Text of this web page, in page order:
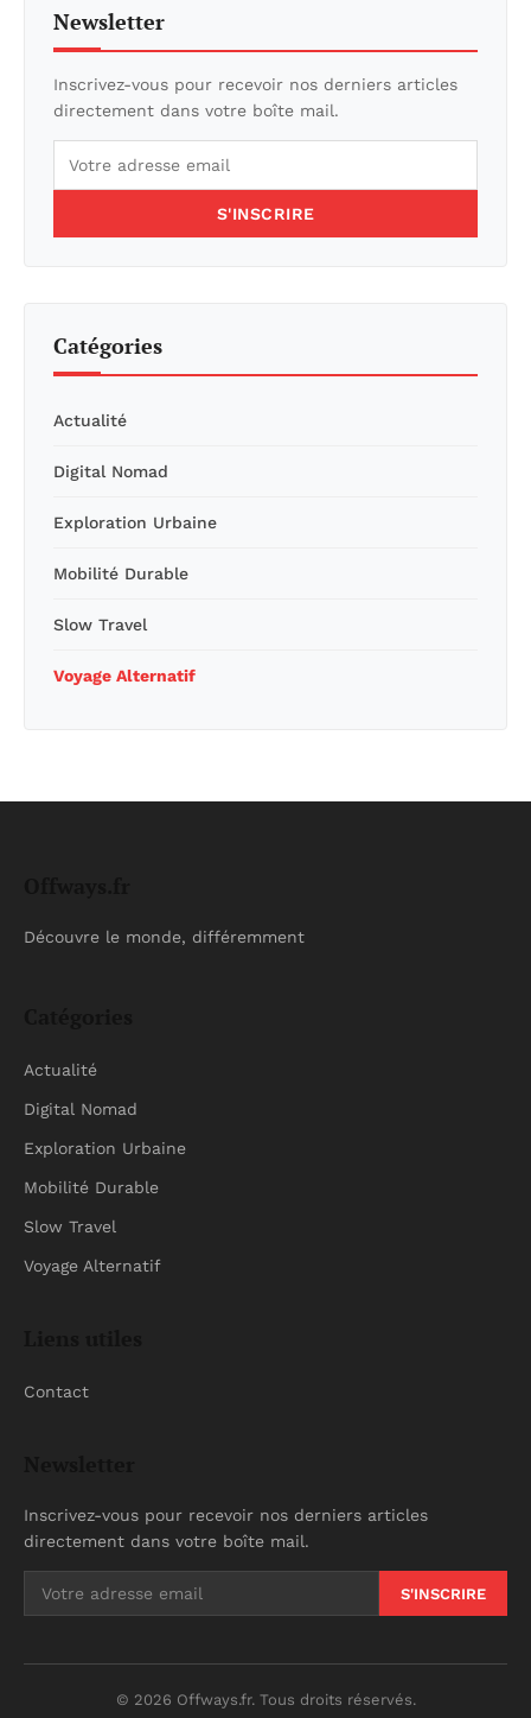
Newsletter
Inscrivez-vous pour recevoir nos derniers articles
directement dans votre boîte mail.
S'INSCRIRE
Catégories
Actualité
Digital Nomad
Exploration Urbaine
Mobilité Durable
Slow Travel
Voyage Alternatif
Découvre le monde, différemment
Actualité
Digital Nomad
Exploration Urbaine
Mobilité Durable
Slow Travel
Voyage Alternatif
Contact
Inscrivez-vous pour recevoir nos derniers articles
directement dans votre boîte mail.
S'INSCRIRE
© 2026 Offways.fr. Tous droits réservés.